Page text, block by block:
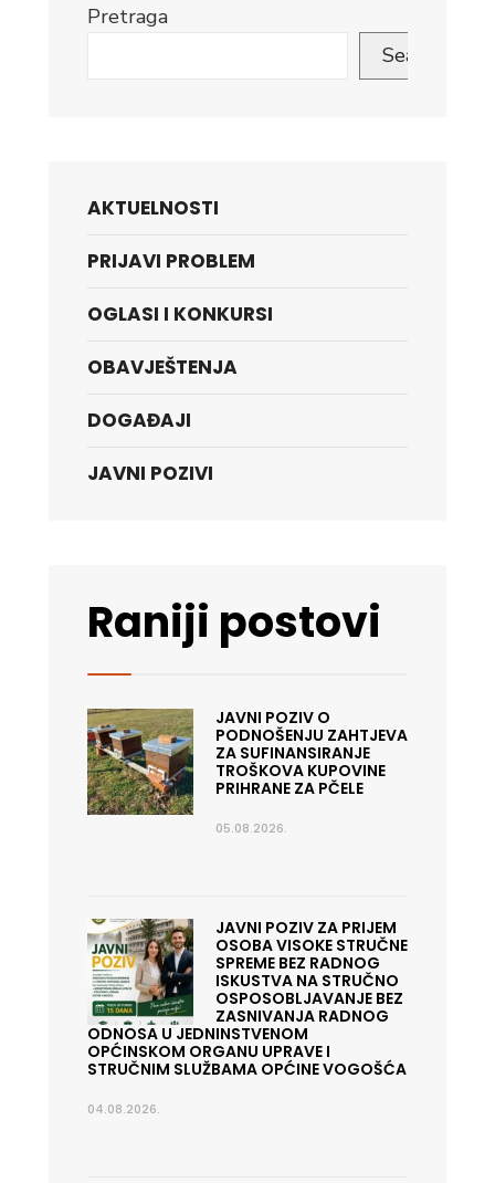
Pretraga
Search
AKTUELNOSTI
PRIJAVI PROBLEM
OGLASI I KONKURSI
OBAVJEŠTENJA
DOGAĐAJI
JAVNI POZIVI
Raniji postovi
JAVNI POZIV O
PODNOŠENJU ZAHTJEVA
ZA SUFINANSIRANJE
TROŠKOVA KUPOVINE
PRIHRANE ZA PČELE
05.08.2026.
JAVNI POZIV ZA PRIJEM
OSOBA VISOKE STRUČNE
SPREME BEZ RADNOG
ISKUSTVA NA STRUČNO
OSPOSOBLJAVANJE BEZ
ZASNIVANJA RADNOG
ODNOSA U JEDNINSTVENOM
OPĆINSKOM ORGANU UPRAVE I
STRUČNIM SLUŽBAMA OPĆINE VOGOŠĆA
04.08.2026.